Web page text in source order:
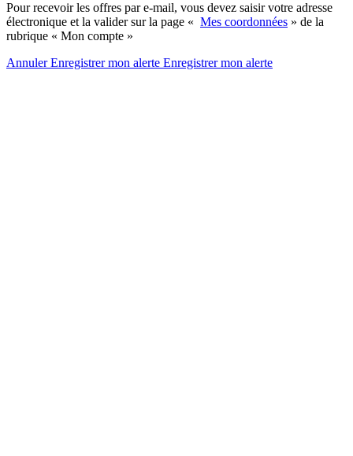
Pour recevoir les offres par e-mail, vous devez saisir votre adresse
électronique et la valider sur la page « Mes coordonnées » de la
rubrique « Mon compte »
AnnulerEnregistrer mon alerte Enregistrermon alerte